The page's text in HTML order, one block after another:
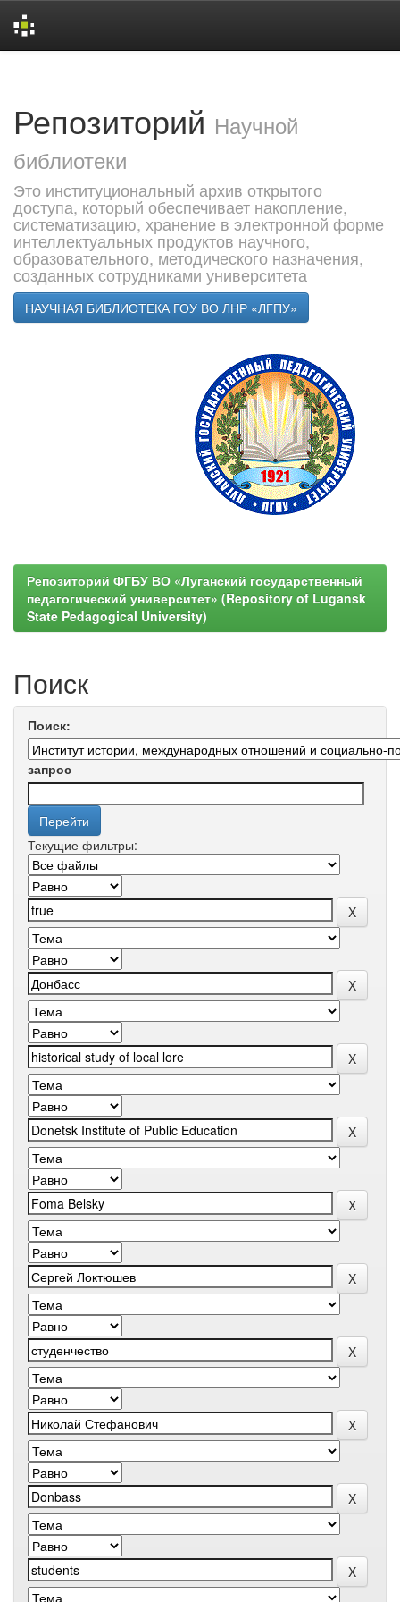
Репозиторий Научной
библиотеки
Это институциональный архив открытого
доступа, который обеспечивает накопление,
систематизацию, хранение в электронной форме
интеллектуальных продуктов научного,
образовательного, методического назначения,
созданных сотрудниками университета
НАУЧНАЯ БИБЛИОТЕКА ГОУ ВО ЛНР «ЛГПУ»
Репозиторий ФГБУ ВО «Луганский государственный
педагогический университет» (Repository of Lugansk
State Pedagogical University)
Поиск
Поиск:
запрос
Текущие фильтры: